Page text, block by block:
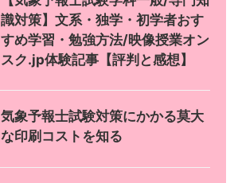
識対策】文系・独学・初学者おす
すめ学習・勉強方法/映像授業オン
スク.jp体験記事【評判と感想】
気象予報士試験対策にかかる莫大
な印刷コストを知る